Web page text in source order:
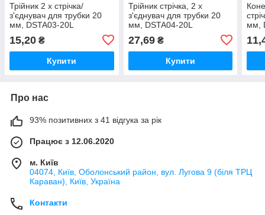
Трійник 2 x стрічка/
з'єднувач для трубки 20
мм, DSTA03-20L
15,20 ₴
Купити
Трійник стрічка, 2 х
з'єднувач для трубки 20
мм, DSTA04-20L
27,69₴
Купити
мм,
Про нас
93% позитивних з 41 відгука за рік
Працює з 12.06.2020
м. Київ
04074, Київ, Оболонський район, вул. Лугова 9 (біля ТРЦ
Караван), Київ, Україна
Контакти